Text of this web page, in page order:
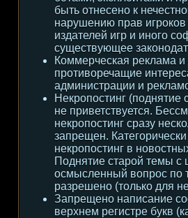
быть отнесено к
нарушению прав игроков
издателей игр и иного
существующее
Коммерческая реклама и
противоречащие
администрации и
Некропостинг (поднятие
не приветствуется.
некропостинг сразу
запрещен.
некропостинг в
Поднятие старой темы с
осмысленный вопрос по
разрешено (только для
Запрещено написание
верхнем регистре букв